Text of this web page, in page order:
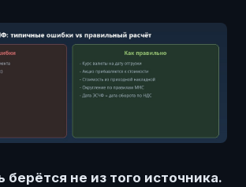
берётся не из того источника.